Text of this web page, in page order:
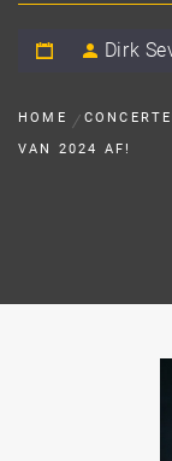
Dirk
HOME
VAN 2024 AF!